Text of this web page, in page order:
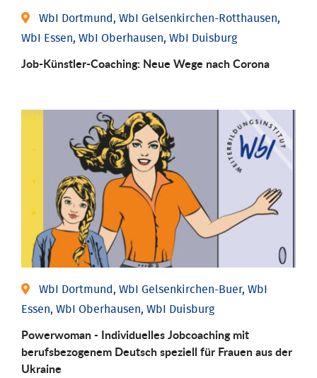
WbI Dortmund, WbI Gelsenkirchen-Rotthausen,
WbI Essen, WbI Oberhausen, WbI Duisburg
Job-Künstler-Coaching: Neue Wege nach Corona
WbI Dortmund, WbI Gelsenkirchen-Buer, WbI
Essen, WbI Oberhausen, WbI Duisburg
Powerwoman - Individuelles Jobcoaching mit
berufsbezogenem Deutsch speziell für Frauen aus der
Ukraine